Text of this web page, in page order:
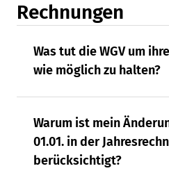
Rechnungen
Was tut die WGV um
wie möglich zu halten?
Warum ist mein
01.01. in der
berücksichtigt?